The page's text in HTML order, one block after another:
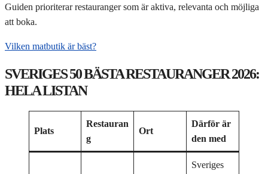
Guiden prioriterar restauranger som är aktiva, relevanta och möjliga
att boka.
Vilken matbutik är bäst?
SVERIGES 50 BÄSTA RESTAURANGER 2026:
HELA LISTAN
Plats
Restauran
g
Ort
Därför är
den med
Sveriges